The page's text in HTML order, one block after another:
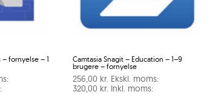
fornyelse – 1
Camtasia Snagit – Education – 1–9
brugere – fornyelse
256,00 kr. Ekskl. moms:
320,00 kr. Inkl. moms: